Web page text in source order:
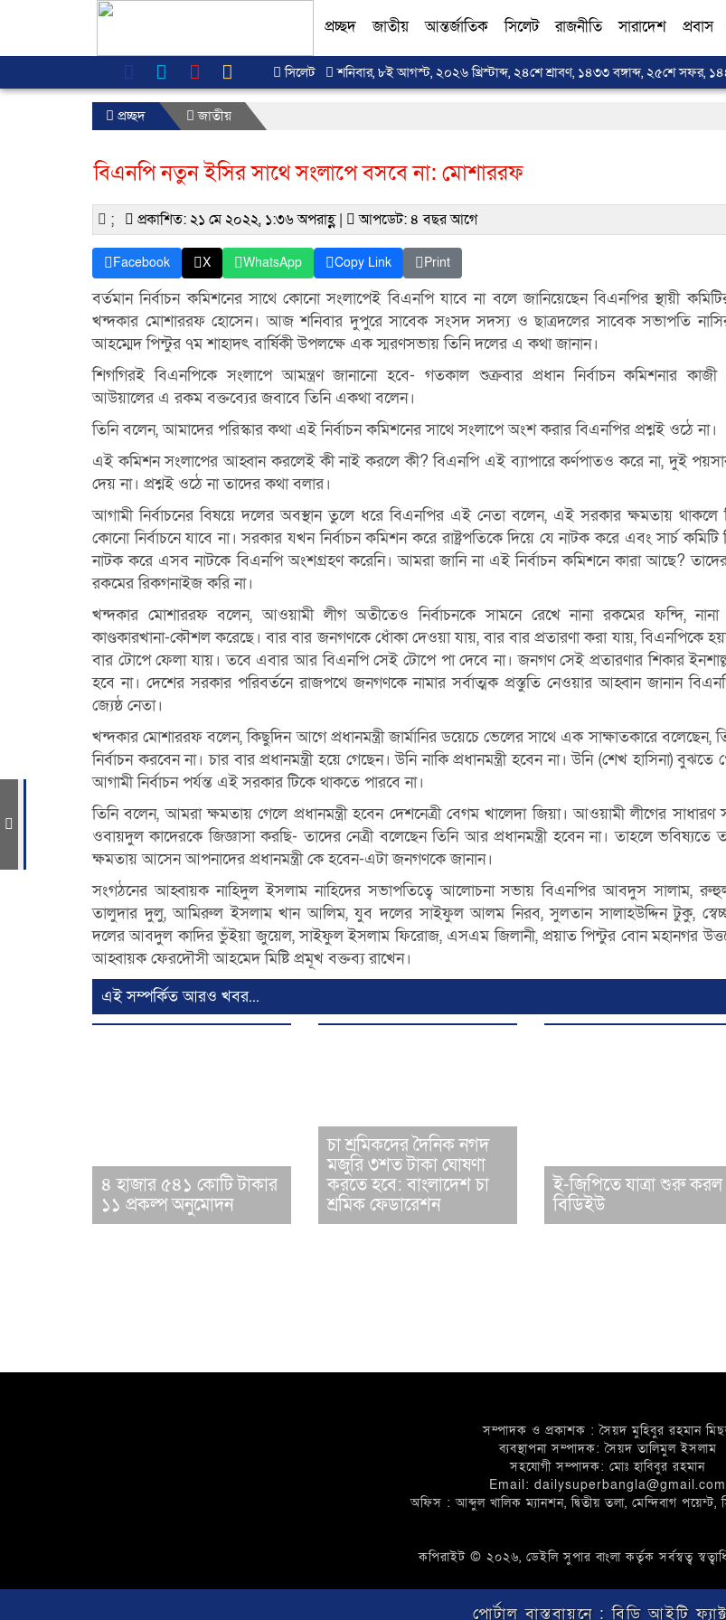
প্রচ্ছদ জাতীয় আন্তর্জাতিক সিলেট রাজনীতি সারাদেশ প্রবাস
সিলেট শনিবার, ৮ই আগস্ট, ২০২৬ খ্রিস্টাব্দ, ২৪শে শ্রাবণ, ১৪৩৩ বঙ্গাব্দ, ২৫শে সফর,
প্রচ্ছদ জাতীয়
বিএনপি নতুন ইসির সাথে সংলাপে বসবে না: মোশাররফ
; প্রকাশিত: ২১ মে ২০২২, ১:৩৬ অপরাহ্ণ | আপডেট: ৪ বছর আগে
Facebook X WhatsApp Copy Link Print
বর্তমান নির্বাচন কমিশনের সাথে কোনো সংলাপেই বিএনপি যাবে না বলে জানিয়েছেন বিএনপির স্থায়ী
খন্দকার মোশাররফ হোসেন। আজ শনিবার দুপুরে সাবেক সংসদ সদস্য ও ছাত্রদ‌লের সা‌বেক সভাপ‌তি
আহ‌ম্মেদ পিন্টুর ৭ম শাহাদৎ বা‌র্ষিকী উপল‌ক্ষে এক স্মরণসভায় তিনি দলের এ কথা জানান।
শিগগিরই বিএনপিকে সংলাপে আমন্ত্রণ জানানো হবে- গতকাল শুক্রবার প্রধান নির্বাচন কমিশনার কাজী
আউয়ালের এ রকম বক্তব্যের জবাবে তিনি একথা বলেন।
তিনি বলেন, আমাদের পরিস্কার কথা এই নির্বাচন কমিশনের সাথে সংলাপে অংশ করার বিএনপির প্রশ্নই ওঠে না।
এই কমিশন সংলাপের আহ্বান করলেই কী নাই করলে কী? বিএনপি এই ব্যাপারে কর্ণপাতও করে না, দুই
দেয় না। প্রশ্নই ওঠে না তাদের কথা বলার।
আগামী নির্বাচনের বিষয়ে দলের অবস্থান তুলে ধরে বিএনপির এই নেতা বলেন, এই সরকার ক্ষমতায় থাকলে
কোনো নির্বাচনে যাবে না। সরকার যখন নির্বাচন কমিশন করে রাষ্ট্রপতিকে দিয়ে যে নাটক করে এবং সার্চ কমিটি
নাটক করে এসব নাটকে বিএনপি অংশগ্রহণ করেনি। আমরা জানি না এই নির্বাচন কমিশনে কারা আছে?
রকমের রিকগনাইজ করি না।
খন্দকার মোশাররফ বলেন, আওয়ামী লীগ অতীতেও নির্বাচনকে সামনে রেখে নানা রকমের ফন্দি,
কাণ্ডকারখানা-কৌশল করেছে। বার বার জনগণকে ধোঁকা দেওয়া যায়, বার বার প্রতারণা করা যায়, বিএনপিকে
বার টোপে ফেলা যায়। তবে এবার আর বিএনপি সেই টোপে পা দেবে না। জনগণ সেই প্রতারণার শিকার
হবে না। দেশের সরকার পরিবর্তনে রাজপথে জনগণকে নামার সর্বাত্মক প্রস্তুতি নেওয়ার আহ্বান জানান
জ্যেষ্ঠ নেতা।
খন্দকার মোশাররফ বলেন, কিছুদিন আগে প্রধানমন্ত্রী জার্মানির ডয়েচে ভেলের সাথে এক সাক্ষাতকারে বলেছেন,
নির্বাচন করবেন না। চার বার প্রধানমন্ত্রী হয়ে গেছেন। উনি নাকি প্রধানমন্ত্রী হবেন না। উনি (শেখ হাসিনা) বুঝতে
আগামী নির্বাচন পর্যন্ত এই সরকার টিকে থাকতে পারবে না।
তিনি বলেন, আমরা ক্ষমতায় গেলে প্রধানমন্ত্রী হবেন দেশনেত্রী বেগম খালেদা জিয়া। আওয়ামী লীগের সাধারণ
ওবায়দুল কাদেরকে জিজ্ঞাসা করছি- তাদের নেত্রী বলেছেন তিনি আর প্রধানমন্ত্রী হবেন না। তাহলে ভবিষ্যতে
ক্ষমতায় আসেন আপনাদের প্রধানমন্ত্রী কে হবেন-এটা জনগণকে জানান।
সংগঠনের আহ্বায়ক নাহিদুল ইসলাম নাহিদের সভাপতিত্বে আলোচনা সভায় বিএনপির আবদুস সালাম,
তালুদার দুলু, আমিরুল ইসলাম খান আলিম, যুব দলের সাইফুল আলম নিরব, সুলতান সালাহউদ্দিন টুকু,
দলের আবদুল কাদির ভুঁইয়া জুয়েল, সাইফুল ইসলাম ফিরোজ, এসএম জিলানী, প্রয়াত পিন্টুর বোন মহানগর
আহ্বায়ক ফেরদৌসী আহমেদ মিষ্টি প্রমূখ বক্তব্য রাখেন।
এই সম্পর্কিত আরও খবর...
৪ হাজার ৫৪১ কোটি টাকার
১১ প্রকল্প অনুমোদন
চা শ্রমিকদের দৈনিক নগদ
মজুরি ৩শত টাকা ঘোষণা
করতে হবে: বাংলাদেশ চা
শ্রমিক ফেডারেশন
ই-জিপিতে যাত্রা শুরু করল
বিডিইউ
সম্পাদক ও প্রকাশক : সৈয়দ মুহিবুর রহমান
ব্যবস্থাপনা সম্পাদক: সৈয়দ তালিমুল ইসলাম
সহযোগী সম্পাদক: মোঃ হাবিবুর রহমান
Email: dailysuperbangla@gmail.com
অফিস : আব্দুল খালিক ম্যানশন, দ্বিতীয় তলা, মেন্দিবাগ পয়েন্ট,
কপিরাইট © ২০২৬, ডেইলি সুপার বাংলা কর্তৃক সর্বস্বত্ব
পোর্টাল বাস্তবায়নে : বিডি আইটি